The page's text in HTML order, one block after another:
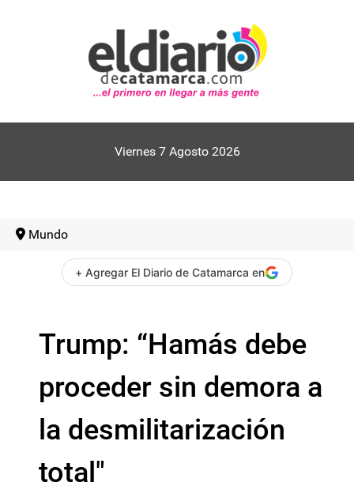
Viernes 7 Agosto 2026
Mundo
+ Agregar El Diario de Catamarca en
Trump: “Hamás debe
proceder sin demora a
la desmilitarización
total"